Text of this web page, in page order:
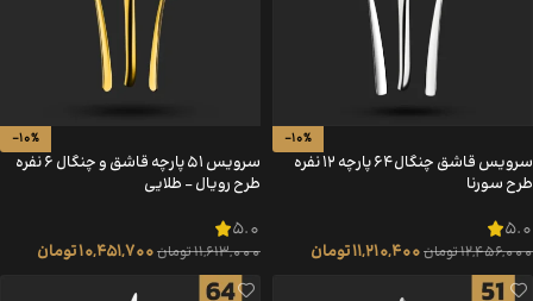
-10%
سرویس قاشق چنگال 64 پارچه 12 نفره
طرح سورنا
5.0
12,456,000تومان11,210,400تومان
-10%
سرویس 51 پارچه قاشق و چنگال 6 نفره
طرح رویال – طلایی
5.0
11,613,000تومان10,451,700تومان